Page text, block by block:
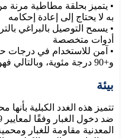
• يتميز بحلقة مطاطية مرنة
به لا يحتاج إلى إعادة إحكامه
• يسمح التوصيل بالبراغي
أدوات متخصصة
و+90 درجة مئوية، وبالتالي فهو مناسب للبيئات الصناعية الصعبة
بيئة
تتميز هذه الغدد الكبلية
المعدنية مقاومة للغبار